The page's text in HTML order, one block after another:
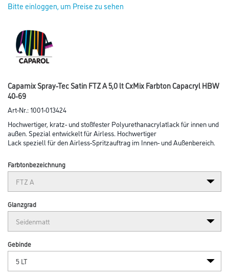
Bitte einloggen, um Preise zu sehen
Capamix Spray-Tec Satin FTZ A 5,0 lt CxMix Farbton Capacryl HBW
40-69
Art-Nr.:1001-013424
Hochwertiger, kratz- und stoßfester Polyurethanacrylatlack für innen und
außen. Spezial entwickelt für Airless. Hochwertiger
Lack speziell für den Airless-Spritzauftrag im Innen- und Außenbereich.
Farbtonbezeichnung
Glanzgrad
Gebinde